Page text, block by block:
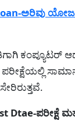
ಅರಿವು
ಕಂಪ್ಯೂಟರ್
ಪರೀಕ್ಷೆಯಲ್ಲಿ
Dtae-ಪರೀಕ್ಷೆ